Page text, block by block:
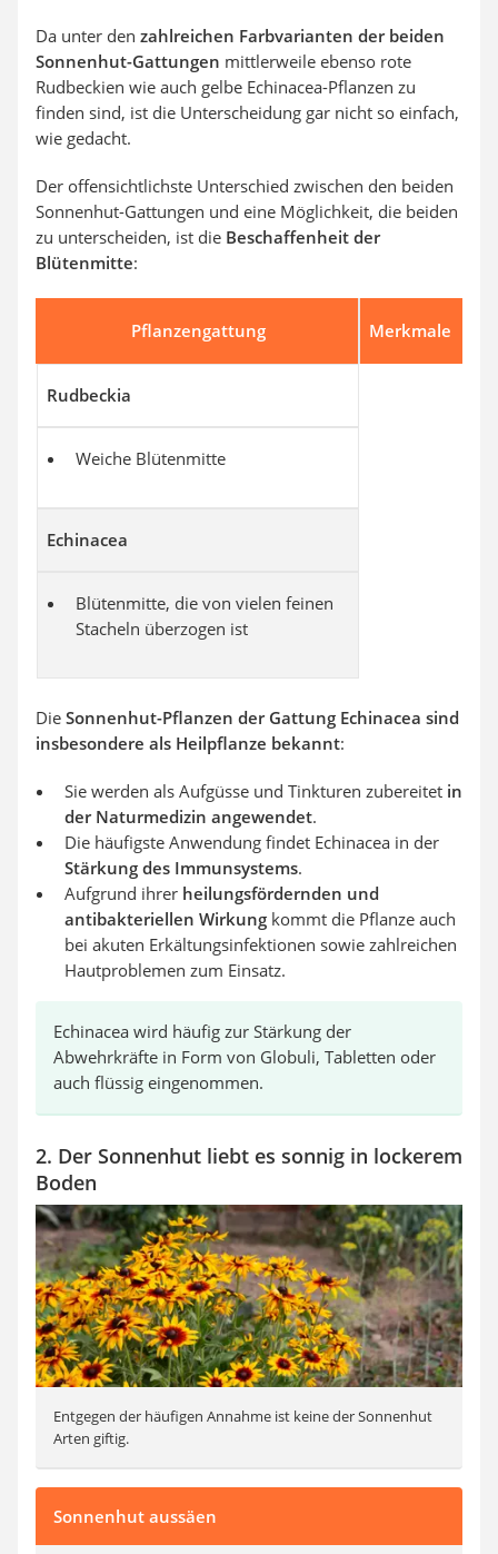
Da unter den zahlreichen Farbvarianten der beiden
Sonnenhut-Gattungen mittlerweile ebenso rote
Rudbeckien wie auch gelbe Echinacea-Pflanzen zu
finden sind, ist die Unterscheidung gar nicht so einfach,
wie gedacht.
Der offensichtlichste Unterschied zwischen den beiden
Sonnenhut-Gattungen und eine Möglichkeit, die beiden
zu unterscheiden, ist die Beschaffenheit der
Blütenmitte:
Pflanzengattung Merkmale
Rudbeckia
Weiche Blütenmitte
Echinacea
Blütenmitte, die von vielen feinen
Stacheln überzogen ist
Die Sonnenhut-Pflanzen der Gattung Echinacea sind
insbesondere als Heilpflanze bekannt:
Sie werden als Aufgüsse und Tinkturen zubereitet in
der Naturmedizin angewendet.
Die häufigste Anwendung findet Echinacea in der
Stärkung des Immunsystems.
Aufgrund ihrer heilungsfördernden und
antibakteriellen Wirkung kommt die Pflanze auch
bei akuten Erkältungsinfektionen sowie zahlreichen
Hautproblemen zum Einsatz.
Echinacea wird häufig zur Stärkung der
Abwehrkräfte in Form von Globuli, Tabletten oder
auch flüssig eingenommen.
2. Der Sonnenhut liebt es sonnig in lockerem
Boden
Entgegen der häufigen Annahme ist keine der Sonnenhut
Arten giftig.
Sonnenhut aussäen